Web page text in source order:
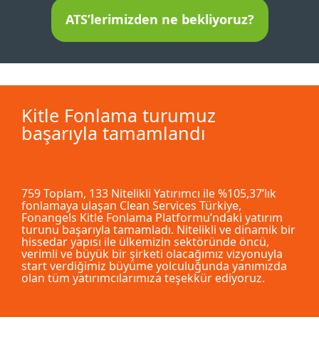
ATS’lerimizden ne bekliyoruz?
Kitle Fonlama turumuz
başarıyla tamamlandı
759 Toplam, 133 Nitelikli Yatırımcı ile %105,37’lık
fonlamaya ulaşan Clean Services Türkiye,
Fonangels Kitle Fonlama Platformu’ndaki yatırım
turunu başarıyla tamamladı. Nitelikli ve dinamik bir
hissedar yapısı ile ülkemizin sektöründe öncü,
verimli ve büyük bir şirketi olacağımız vizyonuyla
start verdiğimiz büyüme yolculuğunda yanımızda
olan tüm yatırımcılarımıza teşekkür ediyoruz.